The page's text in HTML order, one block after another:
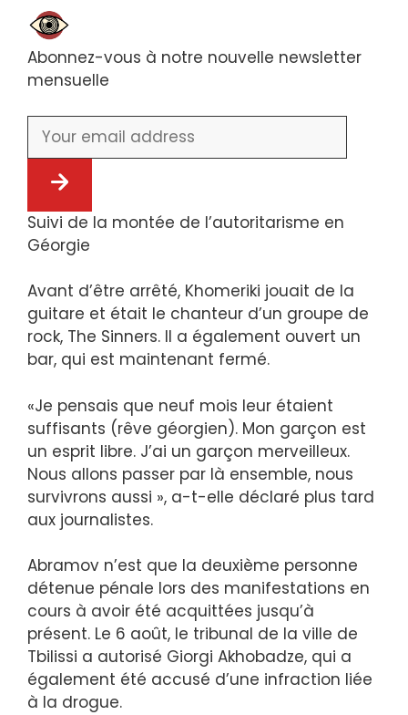
Abonnez-vous à notre nouvelle newsletter
mensuelle
Suivi de la montée de l’autoritarisme en
Géorgie
Avant d’être arrêté, Khomeriki jouait de la
guitare et était le chanteur d’un groupe de
rock, The Sinners. Il a également ouvert un
bar, qui est maintenant fermé.
«Je pensais que neuf mois leur étaient
suffisants (rêve géorgien). Mon garçon est
un esprit libre. J’ai un garçon merveilleux.
Nous allons passer par là ensemble, nous
survivrons aussi », a-t-elle déclaré plus tard
aux journalistes.
Abramov n’est que la deuxième personne
détenue pénale lors des manifestations en
cours à avoir été acquittées jusqu’à
présent. Le 6 août, le tribunal de la ville de
Tbilissi a autorisé Giorgi Akhobadze, qui a
également été accusé d’une infraction liée
à la drogue.